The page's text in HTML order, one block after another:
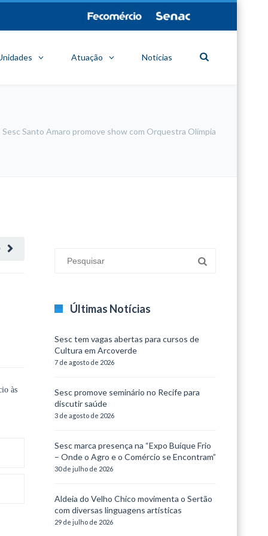
Atuação Notícias
Sesc Santo Amaro promove show com Orquestra Olímpia
às
Últimas Notícias
Sesc tem vagas abertas para cursos de
Cultura em Arcoverde
7 de agosto de 2026
Sesc promove seminário no Recife para
discutir saúde
3 de agosto de 2026
Sesc marca presença na “Expo Buíque Frio
– Onde o Agro e o Comércio se Encontram”
30 de julho de 2026
Aldeia do Velho Chico movimenta o Sertão
com diversas linguagens artísticas
29 de julho de 2026